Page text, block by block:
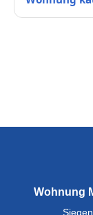
Wohnung
Siegen